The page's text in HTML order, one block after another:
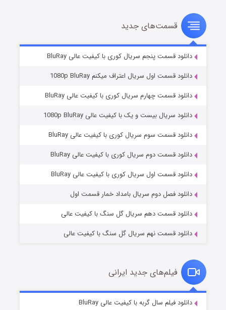
سریال زشت
قسمت۲ (زیرنویس) منتشر شد
مردگان متحرک: شهر مرده ۳
قسمت۲ (زیرنویس) منتشر شد
قسمت۷ (زیرنویس) منتشر شد
قسمت‌های جدید
دانلود قسمت پنجم سریال کوری با کیفیت عالی BluRay
دانلود قسمت اول سریال اعتراف میکنم 1080p BluRay
دانلود قسمت چهارم سریال کوری با کیفیت عالی BluRay
دانلود سریال بیست و یک با کیفیت عالی 1080p BluRay
دانلود قسمت سوم سریال کوری با کیفیت عالی BluRay
دانلود قسمت دوم سریال کوری با کیفیت عالی BluRay
دانلود قسمت اول سریال کوری با کیفیت عالی BluRay
دانلود فصل دوم سریال بامداد خمار قسمت اول
دانلود قسمت دهم سریال گل سنگ با کیفیت عالی
دانلود قسمت نهم سریال گل سنگ با کیفیت عالی
فیلم‌های جدید ایرانی
دانلود فیلم سال گربه با کیفیت عالی BluRay